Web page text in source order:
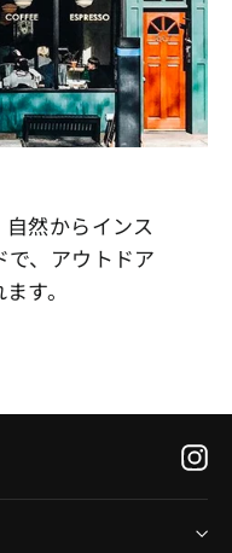
然からインス
で、アウトドア
す。